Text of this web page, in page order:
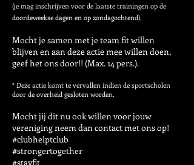
(je mag inschrijven voor de laatste trainingen op de
doordeweekse dagen en op zondagochtend).
Mocht je samen met je team fit willen
blijven en aan deze actie mee willen doen,
geef het ons door!! (Max. 14 pers.).
* Deze actie komt te vervallen indien de sportscholen
door de overheid gesloten worden.
Mocht jij dit nu ook willen voor jouw
vereniging neem dan contact met ons op!
#clubhelptclub
#strongertogether
#stayfit